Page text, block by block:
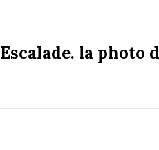
Escalade. la photo